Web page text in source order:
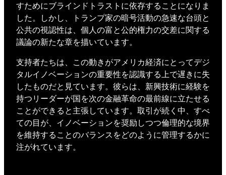
すためにブラインドトラストに依存することになりま
した。しかし、トランプ家の暗号活動の急速な台頭と
公共の視認性は、個人の富と公的権力の交差に関する
議論の新たな章を描いています。
支持者たちは、この動きがアメリカ経済にとってデジ
タルイノベーションの重要性を認識する上で遅きに失
したものだと見ています。彼らは、新興技術に経験を
持つリーダーが国を次の金融革命の最前線に立たせる
ことができると主張しています。取引が続く中、すべ
ての目が、イノベーションを奨励しつつ倫理的な境界
を維持することのバランスをどのように管理するかに
注がれています。